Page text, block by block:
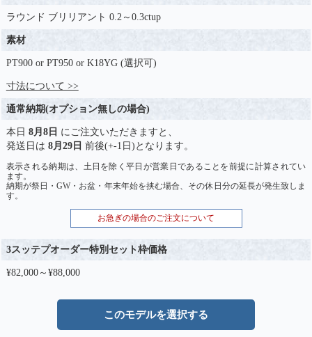
ラウンド ブリリアント 0.2～0.3ctup
素材
PT900 or PT950 or K18YG (選択可)
寸法について >>
通常納期(オプション無しの場合)
本日 8月8日 にご注文いただきますと、
発送日は 8月29日 前後(+-1日)となります。
表示される納期は、土日を除く平日が営業日であることを前提に計算されてい
ます。
納期が祭日・GW・お盆・年末年始を挟む場合、その休日分の延長が発生致しま
す。
お急ぎの場合のご注文について
3スッテプオーダー特別セット枠価格
¥82,000～¥88,000
このモデルを選択する